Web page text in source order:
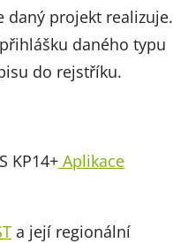
daný projekt realizuje.
daného typu
do rejstříku.
KP14+ Aplikace
a její regionální